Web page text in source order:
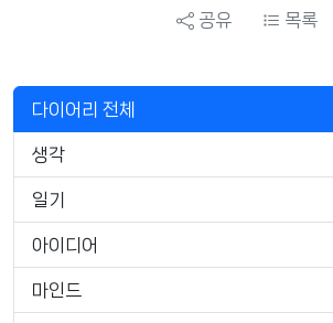
공유 목록
다이어리 전체
생각
일기
아이디어
마인드